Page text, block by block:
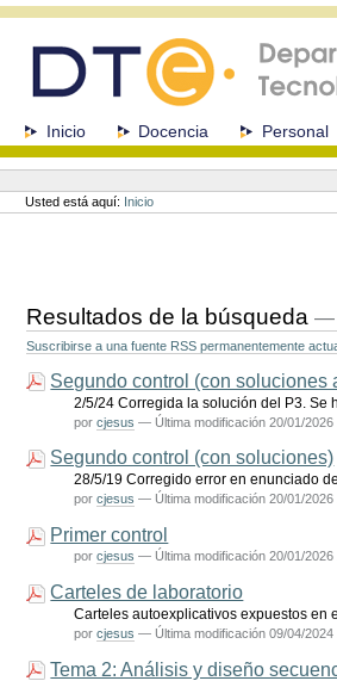
navegación
SeccionesInicio Docencia Personal
Herramientas
Personales
Usted está aquí: Inicio
Resultados de la búsqueda —
Suscribirse a una fuente RSS permanentemente
Segundo control (con soluciones
2/5/24 Corregida la solución del P3. Se
porcjesus — Última modificación 20/01/
Segundo control (con soluciones)
28/5/19 Corregido error en enunciado
porcjesus — Última modificación 20/01/
Primer control
porcjesus — Última modificación 20/01/
Carteles de laboratorio
Carteles autoexplicativos expuestos en
porcjesus — Última modificación 09/04/
Tema 2: Análisis y diseño